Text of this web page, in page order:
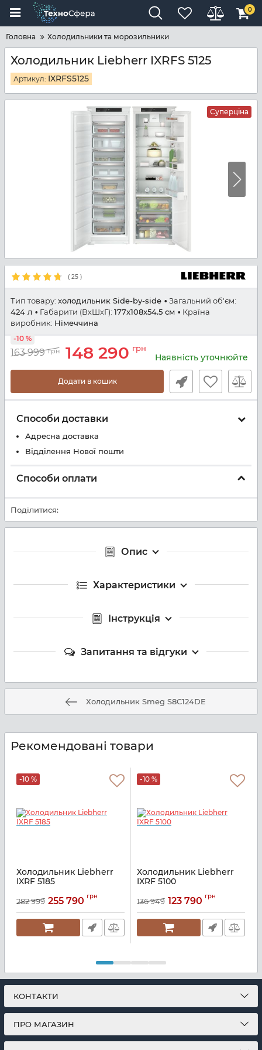
0
Головна Холодильники та морозильники
Холодильник Liebherr IXRFS 5125
Артикул: IXRFS5125
Суперціна
( 25 )
Тип товару: холодильник Side-by-side
Загальний об'єм:
424 л
Габарити (ВхШхГ): 177x108x54.5 см
Країна
виробник: Німеччина
163 999 грн 148 290 грн
-10 %
Наявність уточнюйте
Додати в кошик
Способи доставки
Адресна доставка
Відділення Нової пошти
Способи оплати
Поділитися:
Опис
Характеристики
Інструкція
Запитання та відгуки
Холодильник Smeg S8C124DE
Рекомендовані товари
-10 %
Холодильник Liebherr
IXRF 5185
282 999 255 790 грн
-10 %
Холодильник Liebherr
IXRF 5100
136 949 123 790 грн
КОНТАКТИ
ПРО МАГАЗИН